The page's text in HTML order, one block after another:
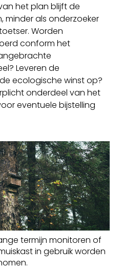
het plan blijft de
minder als onderzoeker
Worden
conform het
Leveren de
ecologische winst op?
onderdeel van het
eventuele bijstelling
termijn monitoren of
in gebruik worden